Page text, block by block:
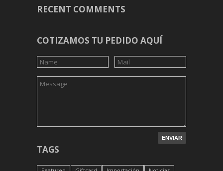
RECENT COMMENTS
COTIZAMOS TU PEDIDO AQUÍ
TAGS